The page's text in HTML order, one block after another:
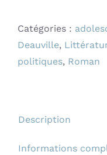
Villa
Ruby
Mika
Catégories :
Deauville,
politiques, Roman
Description
Informations